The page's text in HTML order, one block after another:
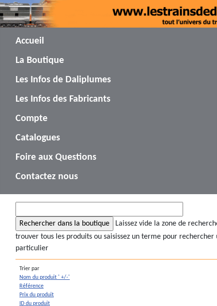
Accueil
La Boutique
Les Infos de Daliplumes
Les Infos des Fabricants
Compte
Catalogues
Foire aux Questions
Contactez nous
Laissez vide la zone de
trouver tous les produits ou saisissez un terme pour rechercher
particulier
Trier par
Nom du produit ' +/-'
Référence
Prix du produit
ID du produit